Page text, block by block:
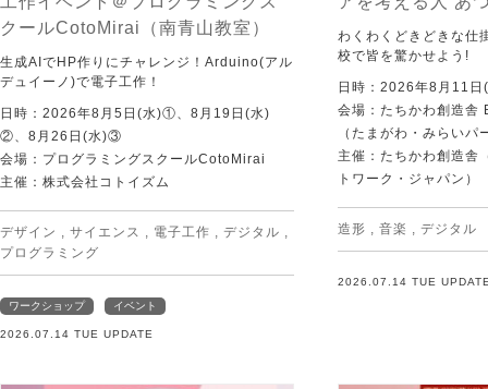
クールCotoMirai（南青山教室）
生成AIでHP作りにチャレンジ！Arduino(アル
デュイーノ)で電子工作！
日時：2026年8月5日(水)①、8月19日(水)
②、8月26日(水)③
会場：プログラミングスクールCotoMirai
主催：株式会社コトイズム
デザイン , サイエンス , 電子工作 , デジタル ,
プログラミング
ワークショップ イベント
2026.07.14 TUE UPDATE
わくわくどきどきな仕
校で皆を驚かせよう!
日時：2026年8月11日
会場：たちかわ創造舎
（たまがわ・みらいパ
主催：たちかわ創造舎
トワーク・ジャパン）
造形 , 音楽 , デジタル
2026.07.14 TUE